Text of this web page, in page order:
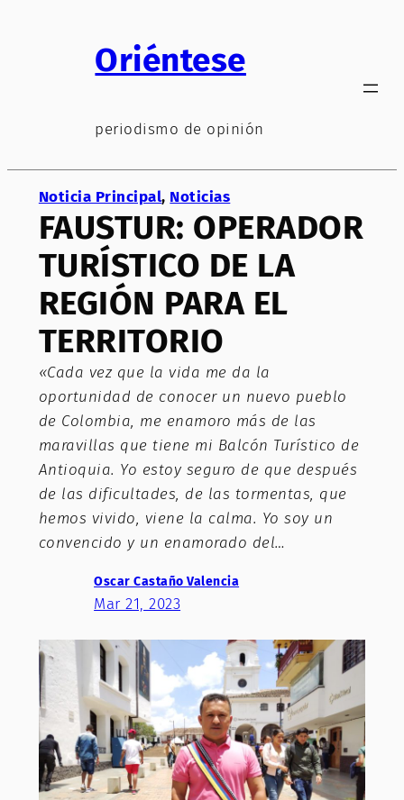
Oriéntese
periodismo de opinión
Noticia Principal, Noticias
FAUSTUR: OPERADOR
TURÍSTICO DE LA
REGIÓN PARA EL
TERRITORIO
«Cada vez que la vida me da la
oportunidad de conocer un nuevo pueblo
de Colombia, me enamoro más de las
maravillas que tiene mi Balcón Turístico de
Antioquia. Yo estoy seguro de que después
de las dificultades, de las tormentas, que
hemos vivido, viene la calma. Yo soy un
convencido y un enamorado del…
Oscar Castaño Valencia
Mar 21, 2023